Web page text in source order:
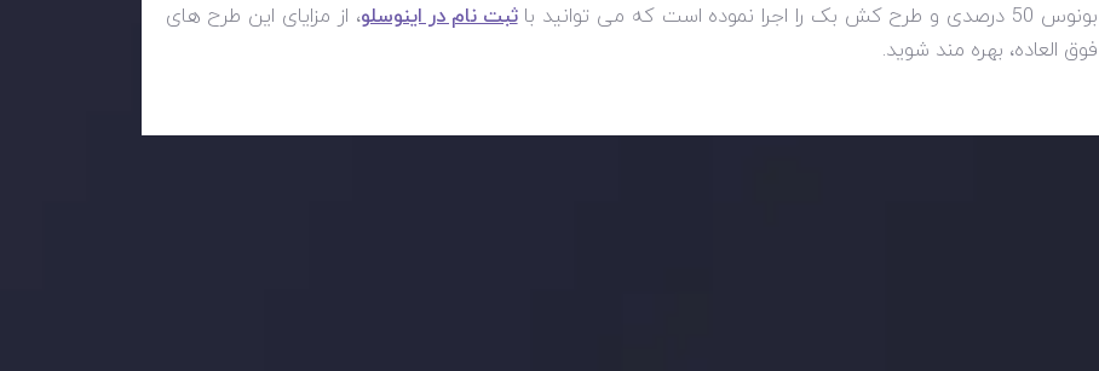
بونوس 50 درصدی و طرح کش بک را اجرا نموده است که می توانید با
ثبت نام در اینوسلو، از مزایای این طرح های
فوق العاده، بهره مند شوید.